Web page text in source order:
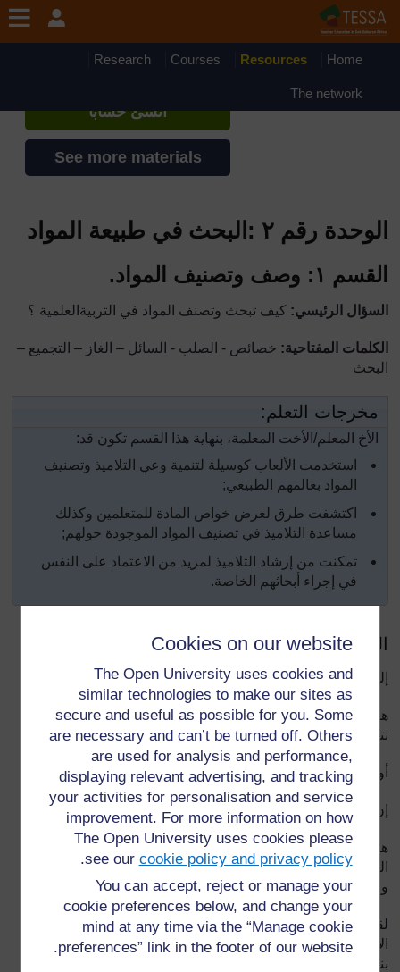
Cookies on our website
The Open University uses cookies and
similar technologies to make our sites as
secure and useful as possible for you. Some
are necessary and can’t be turned off. Others
are used for analysis and performance,
displaying relevant advertising, and tracking
your activities for personalisation and service
improvement. For more information on how
The Open University uses cookies please
see our cookie policy and privacy policy
.
You can accept, reject or manage your
cookie preferences below, and change your
mind at any time via the “Manage cookie
preferences” link in the footer of our website.
Home
Resources
Courses
Research
The network
TESSA - Arabic - All Africa
إذا أنشأت حسابا، يمكنك أن تنشئ ملفاً
شخصياً على الموقع
أنشئ حساباً
See more materials
الوحدة رقم ٢ :البحث في طبيعة المواد
القسم ١: وصف وتصنيف المواد.
السؤال الرئيسي: كيف تبحث وتصنف المواد في التربيةالعلمية ؟
الكلمات المفتاحية: خصائص - الصلب - السائل – الغاز – التجميع –
البحث
مخرجات التعلم:
الأخ المعلم/الأخت المعلمة، بنهاية هذا القسم تكون قد:
استخدمت الألعاب كوسيلة لتنمية وعي التلاميذ وتصنيف
المواد بعالمهم الطبيعي;
اكتشفت طرق لعرض خواص المادة للمتعلمين وكذلك
مساعدة التلاميذ في تصنيف المواد الموجودة حولهم;
تمكنت من إرشاد التلاميذ لمزيد من الاعتماد على النفس
في إجراء أبحاثهم الخاصة.
التمهيد
إلى المادة من حولنا.
هل خطر بذهنك يوماً، أن تتساءل عن العديد من الأشياء التي
نتعامل معها ونستخدمها؟
أو حتى إجراء مسح للأشياء أو كتابتها في قائمة؟
إن مجرد التفكير في إجراء أنشطة من هذا القبيل تربك العقل!
هذا الجزء يلقي الضوء على الطرق التي تمكنك من مساعدة
التلاميذ لتطوير قدراتهم العلمية للتعرف على المادة من حولهم
ومعرفة طرق تصنيفها من خلال دراسة خواصها.
لقد تمكنا من اكتشاف أساليب مثل ممارسة الألعاب، تسمية
الأشياء وإجراء الأبحاث البسيطة ودورها في مساعدة التلاميذ على
بناء خريطة عقلية أكثر وضوحاً في أذهانهم عن العالم المادي من